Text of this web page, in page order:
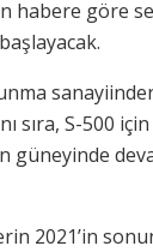
habere göre
sıra, S-500 için
güneyinde
2021’in